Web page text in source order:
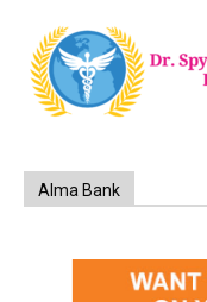
Alma Bank